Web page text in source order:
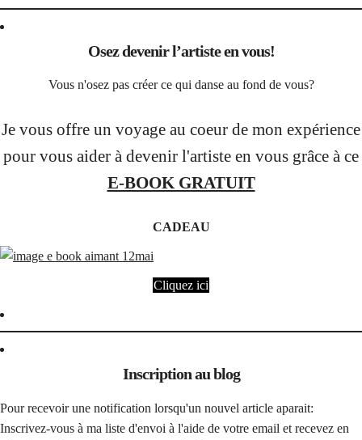
Osez devenir l’artiste en vous!
Vous n'osez pas créer ce qui danse au fond de vous?
Je vous offre un voyage au coeur de mon expérience
pour vous aider à devenir l'artiste en vous grâce à ce
E-BOOK GRATUIT
CADEAU
Cliquez ici
Inscription au blog
Pour recevoir une notification lorsqu'un nouvel article aparait:
Inscrivez-vous à ma liste d'envoi à l'aide de votre email et recevez en